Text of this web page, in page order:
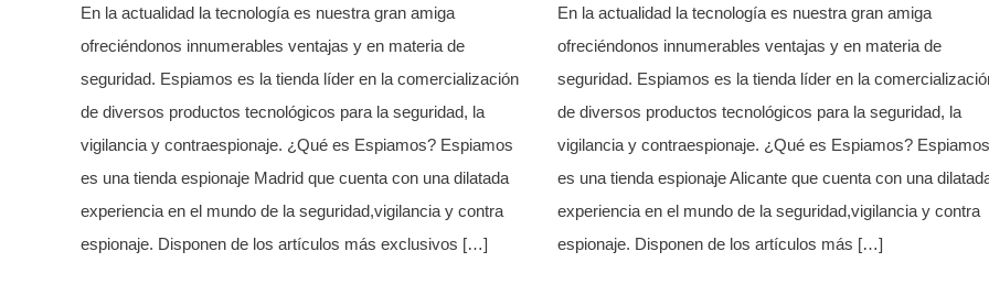
En la actualidad la tecnología es nuestra gran amiga
ofreciéndonos innumerables ventajas y en materia de
seguridad. Espiamos es la tienda líder en la comercialización
de diversos productos tecnológicos para la seguridad, la
vigilancia y contraespionaje. ¿Qué es Espiamos? Espiamos
es una tienda espionaje Madrid que cuenta con una dilatada
experiencia en el mundo de la seguridad,vigilancia y contra
espionaje. Disponen de los artículos más exclusivos […]
En la actualidad la tecnología es nuestra gran amiga
ofreciéndonos innumerables ventajas y en materia de
seguridad. Espiamos es la tienda líder en la
de diversos productos tecnológicos para la seguridad, la
vigilancia y contraespionaje. ¿Qué es Espiamos? Espiamos
es una tienda espionaje Alicante que cuenta con una
experiencia en el mundo de la seguridad,vigilancia y contra
espionaje. Disponen de los artículos más […]